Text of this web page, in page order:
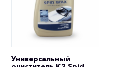
Универсальный